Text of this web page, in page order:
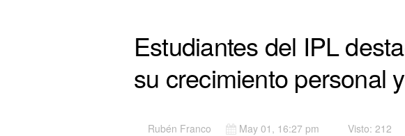
Estudiantes del IPL
su crecimiento personal
Rubén Franco May 01, 16:27 pm Visto: 212